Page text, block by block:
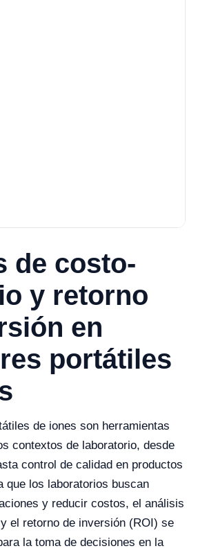
de costo-
y retorno
en
portátiles
de iones son herramientas
contextos de laboratorio, desde
control de calidad en productos
que los laboratorios buscan
y reducir costos, el análisis
el retorno de inversión (ROI) se
la toma de decisiones en la